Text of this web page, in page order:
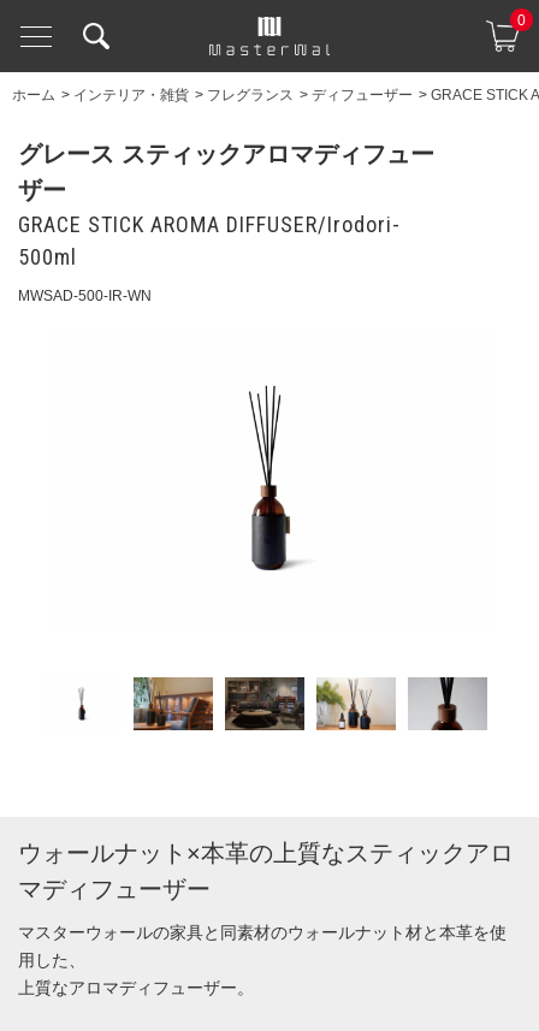
0
ホーム > インテリア・雑貨 > フレグランス > ディフューザー > GRACE STICK
グレース スティックアロマディフュー
ザー
GRACE STICK AROMA DIFFUSER/Irodori-
500ml
MWSAD-500-IR-WN
ウォールナット×本革の上質なスティックアロ
マディフューザー
マスターウォールの家具と同素材のウォールナット材と本革を使
用した、
上質なアロマディフューザー。